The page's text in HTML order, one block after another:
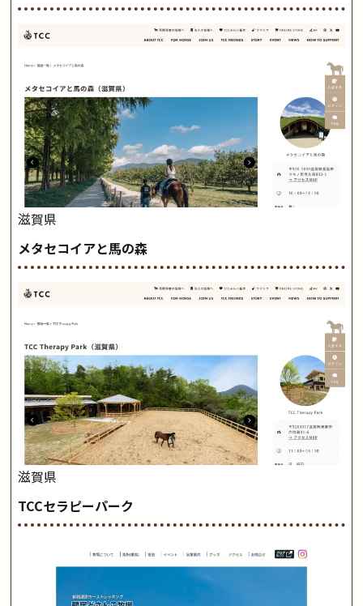
滋賀県
メタセコイアと馬の森
滋賀県
TCCセラピーパーク